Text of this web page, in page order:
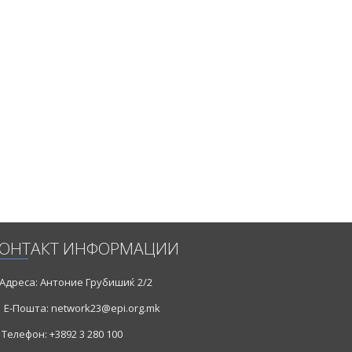
ИНФОРМАЦИИ
Антоние Грубишиќ 2/2
Е-Пошта: network23@epi.org.mk
Телефон: +3892 3 280 100